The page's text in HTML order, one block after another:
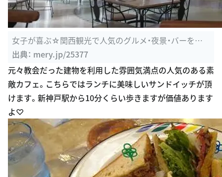
女子が喜ぶ☆関西観光で人気のグルメ・夜景・バーをピ
ックアップ ...
出典： mery.jp/25377
元々教会だった建物を利用した雰囲気満点の人気のある素
敵カフェ。こちらではランチに美味しいサンドイッチが頂
けます。新神戸駅から10分くらい歩きますが価値あります
よ♡